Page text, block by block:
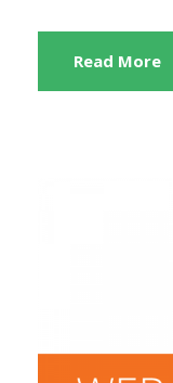
Read More